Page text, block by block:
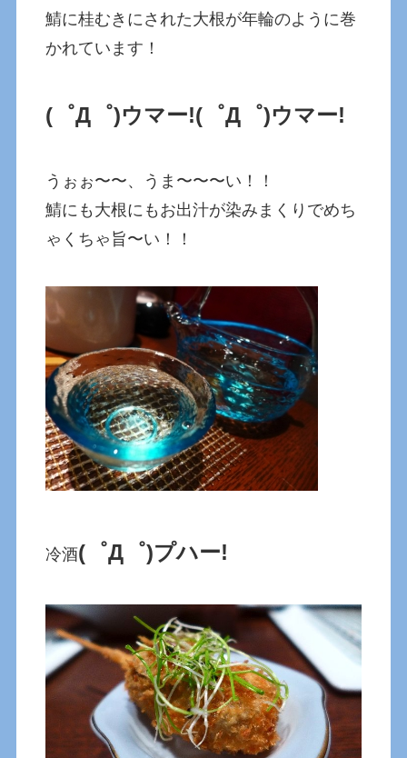
鯖に桂むきにされた大根が年輪のように巻
かれています！
(゜Д゜)ウマー!(゜Д゜)ウマー!
うぉぉ〜〜、うま〜〜〜い！！
鯖にも大根にもお出汁が染みまくりでめち
ゃくちゃ旨〜い！！
冷酒(゜Д゜)プハー!